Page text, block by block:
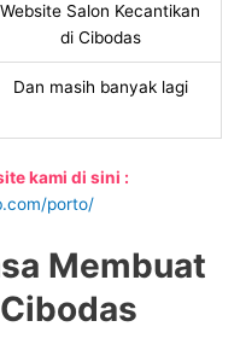
Website Salon Kecantikan
di Cibodas
Dan masih banyak lagi
kami di sini :
porto/
Membuat